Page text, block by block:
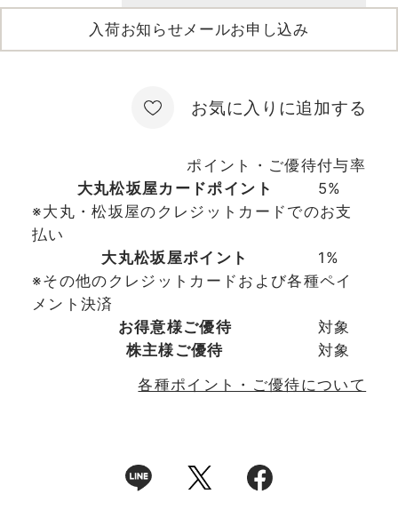
入荷お知らせメールお申し込み
お気に入りに追加する
ポイント・ご優待付与率
大丸松坂屋カードポイント
5%
※大丸・松坂屋のクレジットカードでのお支
払い
大丸松坂屋ポイント
1%
※その他のクレジットカードおよび各種ペイ
メント決済
お得意様ご優待
対象
株主様ご優待
対象
各種ポイント・ご優待について